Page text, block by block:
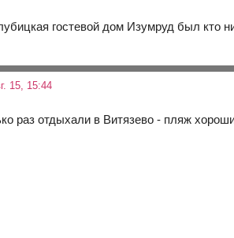
гостевой дом Изумруд был кто
15, 15:44
раз отдыхали в Витязево - пляж